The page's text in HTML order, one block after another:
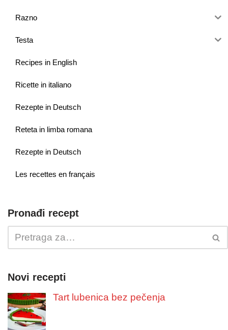
Razno
Testa
Recipes in English
Ricette in italiano
Rezepte in Deutsch
Reteta in limba romana
Rezepte in Deutsch
Les recettes en français
Pronađi recept
Novi recepti
Tart lubenica bez pečenja